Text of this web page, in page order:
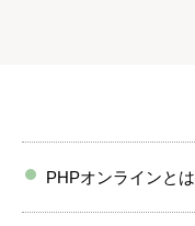
PHPオンラインとは